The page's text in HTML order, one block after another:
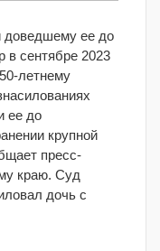
доведшему ее до
в сентябре 2023
летнему
ее до
крупной
пресс-
краю. Суд
дочь с